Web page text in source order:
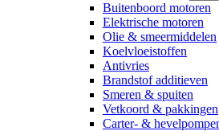
Buitenboord motoren
Elektrische motoren
Olie & smeermiddelen
Koelvloeistoffen
Antivries
Brandstof additieven
Smeren & spuiten
Vetkoord & pakkingen
Carter- &